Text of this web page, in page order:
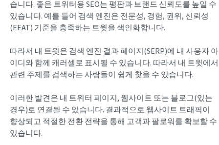
습니다. 좋은 트위터용 SEO는 평판과 브랜드 신뢰도를 높일 수
있습니다. 예를 들어 검색 엔진은 전문성, 경험, 권위, 신뢰성
(EEAT) 기준을 충족하는 트윗을 색인화합니다.
따라서 내 트윗은 검색 엔진 결과 페이지(SERP)에 내 사용자 아
이디와 함께 캐러셀로 표시될 수 있습니다. 따라서 내 트윗에서
관련 주제를 검색하는 사람들이 쉽게 찾을 수 있습니다.
이러한 발견은 내 트위터 페이지, 웹사이트 또는 블로그(있는
경우)로 연결될 수 있습니다. 결과적으로 웹사이트 트래픽이
향상되고 적절한 전환 전략을 통해 고객과 팔로워를 확보할 수
있습니다.